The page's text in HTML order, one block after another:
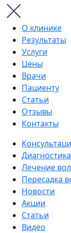
О клинике
Результаты
Услуги
Цены
Врачи
Пациенту
Статьи
Отзывы
Контакты
Диагностика
Лечение
Пересадка
Новости
Акции
Статьи
Видео